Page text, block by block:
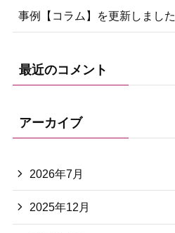
事例【コラム】を更新しました
最近のコメント
アーカイブ
2026年7月
2025年12月